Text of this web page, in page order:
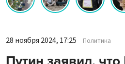
28 ноября 2024, 17:25 Политика